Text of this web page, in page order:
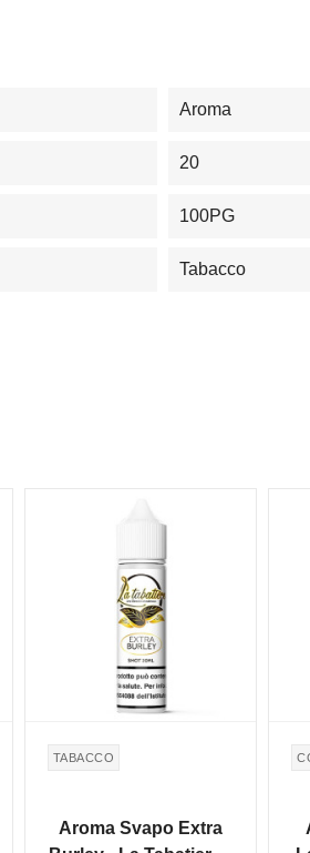
Aroma
20
100PG
Tabacco
TABACCO
Aroma Svapo Extra
NON DISPONIBILE